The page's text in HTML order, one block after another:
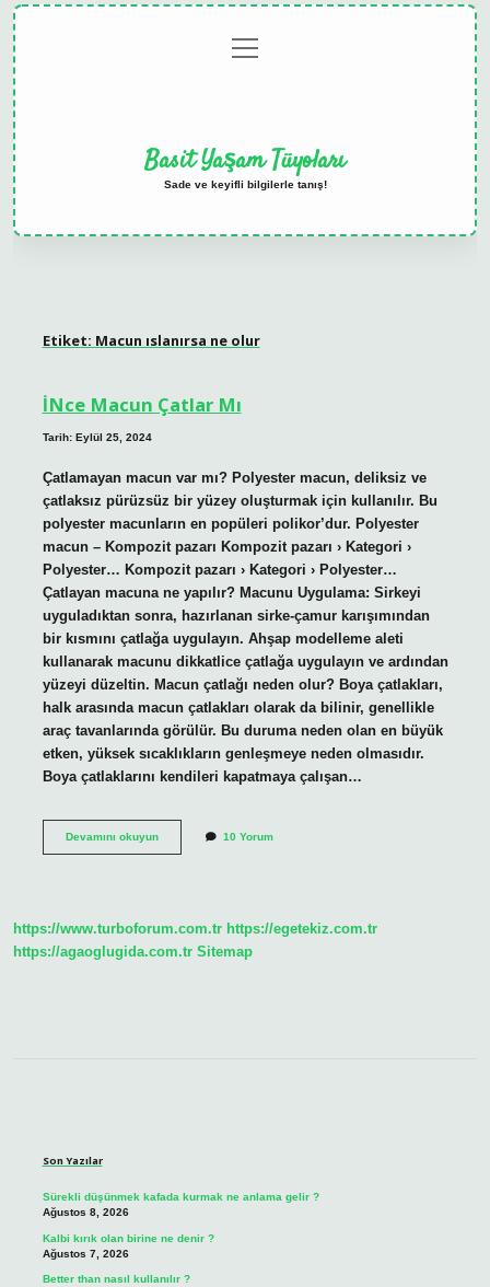
menüyü
aç
Basit Yaşam Tüyoları
Sade ve keyifli bilgilerle tanış!
Etiket: Macun ıslanırsa ne olur
İNce Macun Çatlar Mı
Tarih: Eylül 25, 2024
Çatlamayan macun var mı? Polyester macun, deliksiz ve
çatlaksız pürüzsüz bir yüzey oluşturmak için kullanılır. Bu
polyester macunların en popüleri polikor’dur. Polyester
macun – Kompozit pazarı Kompozit pazarı › Kategori ›
Polyester… Kompozit pazarı › Kategori › Polyester…
Çatlayan macuna ne yapılır? Macunu Uygulama: Sirkeyi
uyguladıktan sonra, hazırlanan sirke-çamur karışımından
bir kısmını çatlağa uygulayın. Ahşap modelleme aleti
kullanarak macunu dikkatlice çatlağa uygulayın ve ardından
yüzeyi düzeltin. Macun çatlağı neden olur? Boya çatlakları,
halk arasında macun çatlakları olarak da bilinir, genellikle
araç tavanlarında görülür. Bu duruma neden olan en büyük
etken, yüksek sıcaklıkların genleşmeye neden olmasıdır.
Boya çatlaklarını kendileri kapatmaya çalışan…
Devamını okuyunİNce
10 Yorum
https://www.turboforum.com.tr https://egetekiz.com.tr
https://agaoglugida.com.tr Sitemap
Son Yazılar
Sürekli düşünmek kafada kurmak ne anlama gelir ?
Ağustos 8, 2026
Kalbi kırık olan birine ne denir ?
Ağustos 7, 2026
Better than nasıl kullanılır ?